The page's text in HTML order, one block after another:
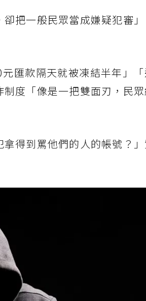
把一般民眾當成嫌疑犯審
匯款隔天就被凍結半年」
度「像是一把雙面刃，民
得到罵他們的人的帳號？